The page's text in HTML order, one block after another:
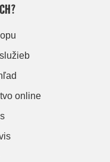
online